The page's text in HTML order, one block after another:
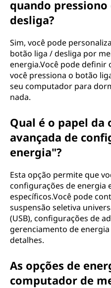
quando
desliga?
Sim, você pode
botão liga / desliga por
energia.Você pode definir
você pressiona o botão
seu computador para
nada.
Qual é o papel da
avançada de
energia"?
Esta opção permite que
configurações de energia
específicos.Você pode
suspensão seletiva
(USB), configurações de
gerenciamento de
detalhes.
As opções de
computador de